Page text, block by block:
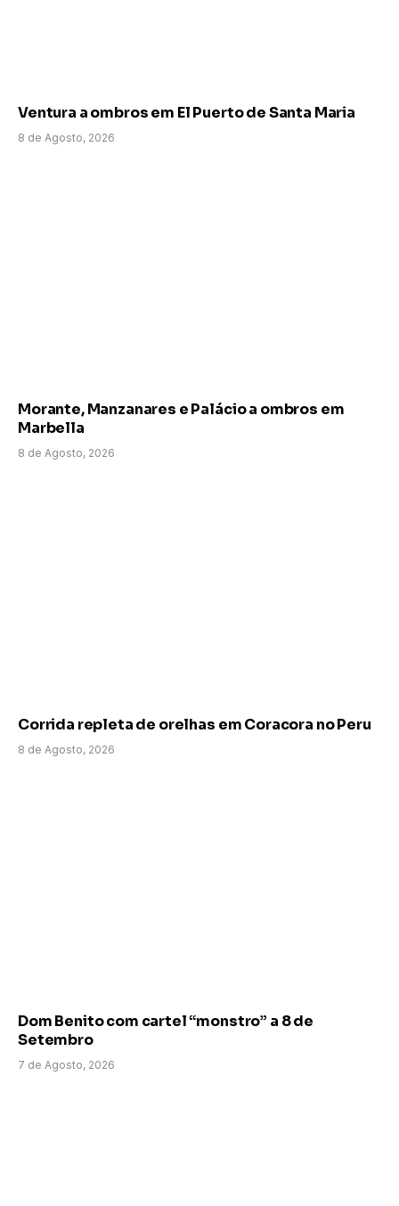
Ventura a ombros em El Puerto de Santa Maria
8 de Agosto, 2026
Morante, Manzanares e Palácio a ombros em
Marbella
8 de Agosto, 2026
Corrida repleta de orelhas em Coracora no Peru
8 de Agosto, 2026
Dom Benito com cartel “monstro” a 8 de
Setembro
7 de Agosto, 2026